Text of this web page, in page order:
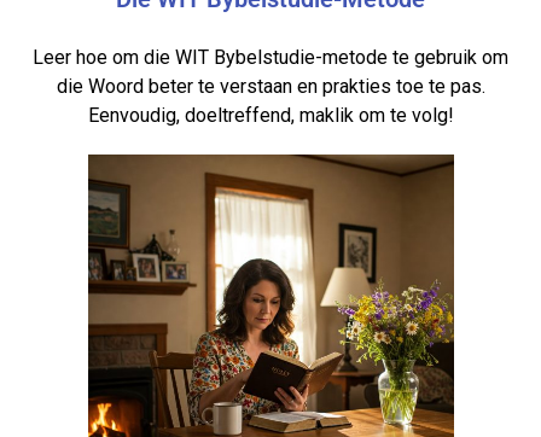
Leer hoe om die WIT Bybelstudie-metode te gebruik om
die Woord beter te verstaan en prakties toe te pas.
Eenvoudig, doeltreffend, maklik om te volg!